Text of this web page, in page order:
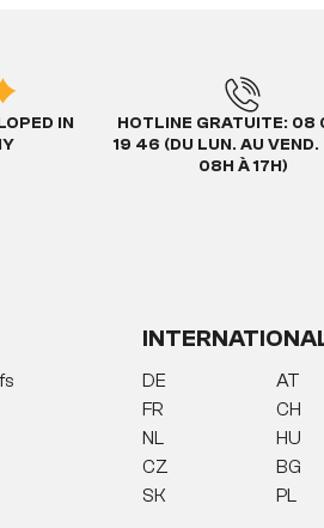
IN
HOTLINE GRATUITE: 08
19 46 (DU LUN. AU VEND.
08H À 17H)
DE
FR
NL
CZ
SK
AT
CH
HU
BG
PL